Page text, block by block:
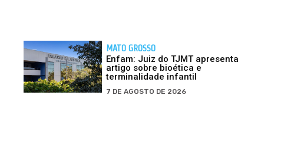
MATO GROSSO
Enfam: Juiz do TJMT apresenta
artigo sobre bioética e
terminalidade infantil
7 DE AGOSTO DE 2026